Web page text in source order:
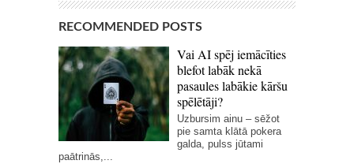
RECOMMENDED POSTS
Vai AI spēj iemācīties
blefot labāk nekā
pasaules labākie kāršu
spēlētāji?
Uzbursim ainu – sēžot
pie samta klātā pokera
galda, pulss jūtami
paātrinās,...